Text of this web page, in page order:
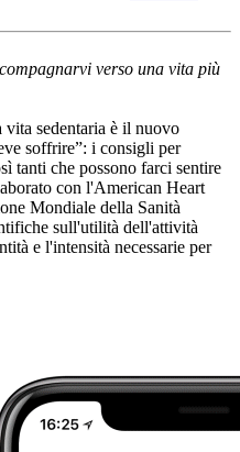
verso una vita più
vita sedentaria è il nuovo
soffrire”: i consigli per
tanti che possono farci sentire
con l'American Heart
Mondiale della Sanità
sull'utilità dell'attività
e l'intensità necessarie per